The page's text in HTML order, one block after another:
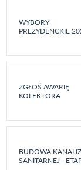
WYBORY
PREZYDENCKIE
ZGŁOŚ AWARIĘ
KOLEKTORA
BUDOWA
SANITARNEJ -